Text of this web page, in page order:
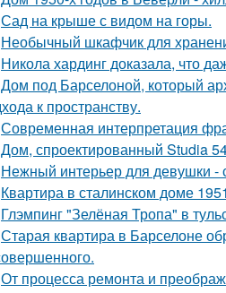
Сад на крыше с видом на горы.
Необычный шкафчик для
Никола хардинг доказала, что
Дом под Барселоной, который
к пространству.
Современная интерпретация
Дом, спроектированный Studia
Нежный интерьер для девушки -
Квартира в сталинском доме
Глэмпинг "Зелёная Тропа" в
Старая квартира в Барселоне
От процесса ремонта и